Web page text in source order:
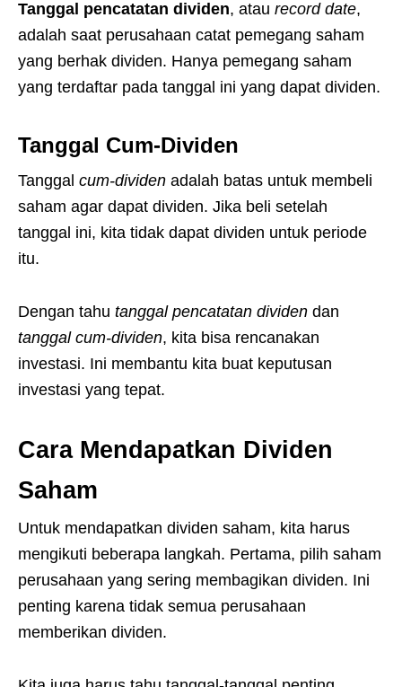
Tanggal pencatatan dividen, atau record date,
adalah saat perusahaan catat pemegang saham
yang berhak dividen. Hanya pemegang saham
yang terdaftar pada tanggal ini yang dapat dividen.
Tanggal Cum-Dividen
Tanggal cum-dividen adalah batas untuk membeli
saham agar dapat dividen. Jika beli setelah
tanggal ini, kita tidak dapat dividen untuk periode
itu.
Dengan tahu tanggal pencatatan dividen dan
tanggal cum-dividen, kita bisa rencanakan
investasi. Ini membantu kita buat keputusan
investasi yang tepat.
Cara Mendapatkan Dividen
Saham
Untuk mendapatkan dividen saham, kita harus
mengikuti beberapa langkah. Pertama, pilih saham
perusahaan yang sering membagikan dividen. Ini
penting karena tidak semua perusahaan
memberikan dividen.